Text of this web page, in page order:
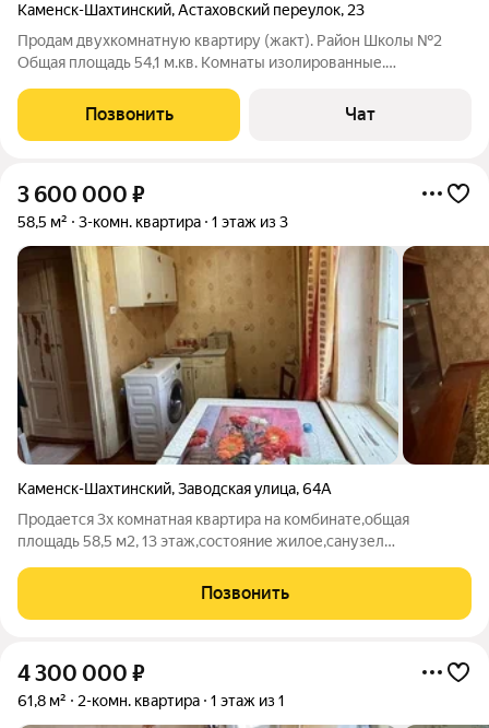
Каменск-Шахтинский,Астаховский переулок, 23
Продам двухкомнатную квартиру (жакт). Район Школы №2
Общая площадь 54,1 м.кв. Комнаты изолированные.
Отдельный вход. Косметический ремонт.
Позвонить Чат
3 600 000 ₽
58,5 м² 3-комн. квартира 1 этаж из 3
Каменск-Шахтинский,Заводская улица,64А
Продается 3х комнатная квартира на комбинате,общая
площадь 58,5 м2, 13 этаж,состояние жилое,санузел
Позвонить
4 300 000 ₽
61,8 м² 2-комн. квартира 1 этаж из 1